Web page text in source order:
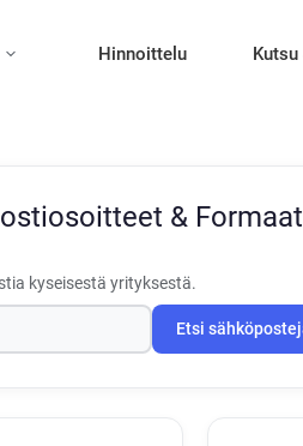
Hinnoittelu Kutsu
&
kyseisestä yrityksestä.
Etsi